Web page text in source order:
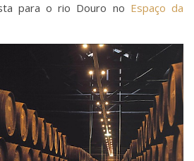
para o rio Douro no Espaço da